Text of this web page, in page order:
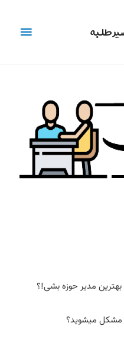
طلبه
بهترین مدیر حوزه بشی!؟
مشکل می­شوید؟